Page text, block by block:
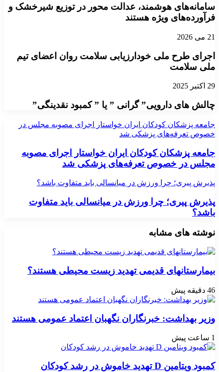
سامانه‌های هوشمند، عدالت‌ محور در توزیع شیرخشک و
فرآورده‌های ویژه هستند
21 می 2026
اجرای طرح ملی خودارزیابی سلامت روان اعضای تیم
ملی سلامت
29 اکتبر 2025
چالش های دارویی” گرانی ” یا ” کمبود نقدینگی”
جامعه پزشکان کودکان ایران خواستار اجرای مصوبه مجلس در
خصوص تعرفه‌های پزشکی شد
جامعه پزشکان کودکان ایران خواستار اجرای مصوبه
مجلس در خصوص تعرفه‌های پزشکی شد
پذیرش پیری؛ چرا ورزش در میانسالی باید متفاوت باشد؟
پذیرش پیری؛ چرا ورزش در میانسالی باید متفاوت
باشد؟
نوشته های مشابه
بیمارستانهای قدیمی تهدید زیست محیطی هستند؟
46 دقیقه پیش
وزیر بهداشت: خبرنگاران نگهبان اعتماد عمومی هستند
1 ساعت پیش
کمبود ویتامین D تهدید خاموش در رشد کودکان